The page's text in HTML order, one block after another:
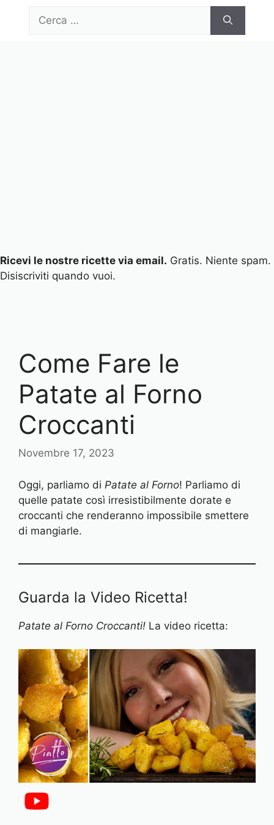
per:
Ricevi le nostre ricette via email. Gratis. Niente spam.
Disiscriviti quando vuoi.
Come Fare le
Patate al Forno
Croccanti
Novembre 17, 2023
Oggi, parliamo di Patate al Forno! Parliamo di
quelle patate così irresistibilmente dorate e
croccanti che renderanno impossibile smettere
di mangiarle.
Guarda la Video Ricetta!
Patate al Forno Croccanti! La video ricetta: